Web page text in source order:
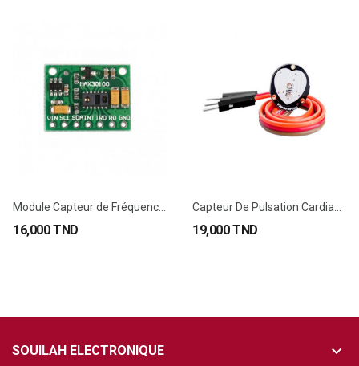
16,000 TND 19,000 TND
SOUILAH ELECTRONIQUE keyboard_arrow_down